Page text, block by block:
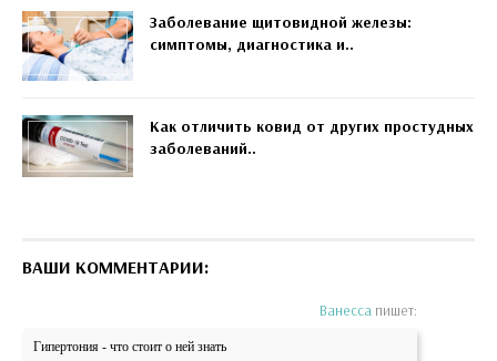
Заболевание щитовидной железы:
симптомы, диагностика и..
Как отличить ковид от других простудных
заболеваний..
ВАШИ КОММЕНТАРИИ:
Ванесса пишет:
Гипертония - что стоит о ней знать